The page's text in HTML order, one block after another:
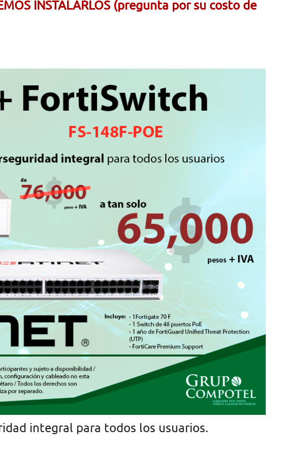
INSTALARLOS (pregunta por su costo de
integral para todos los usuarios.